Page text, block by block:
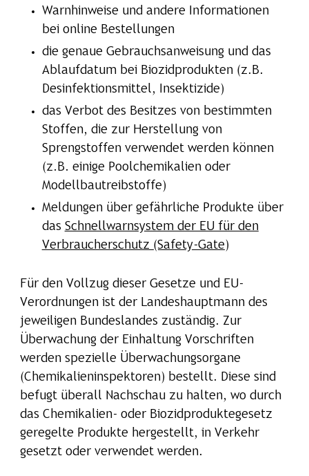
Warnhinweise und andere Informationen
bei online Bestellungen
die genaue Gebrauchsanweisung und das
Ablaufdatum bei Biozidprodukten (z.B.
Desinfektionsmittel, Insektizide)
das Verbot des Besitzes von bestimmten
Stoffen, die zur Herstellung von
Sprengstoffen verwendet werden können
(z.B. einige Poolchemikalien oder
Modellbautreibstoffe)
Meldungen über gefährliche Produkte über
das Schnellwarnsystem der EU für den
Verbraucherschutz (Safety-Gate)
Für den Vollzug dieser Gesetze und EU-
Verordnungen ist der Landeshauptmann des
jeweiligen Bundeslandes zuständig. Zur
Überwachung der Einhaltung Vorschriften
werden spezielle Überwachungsorgane
(Chemikalieninspektoren) bestellt. Diese sind
befugt überall Nachschau zu halten, wo durch
das Chemikalien- oder Biozidproduktegesetz
geregelte Produkte hergestellt, in Verkehr
gesetzt oder verwendet werden.